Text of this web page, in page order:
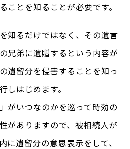
ことを知ることが必要です。
知るだけではなく、その遺言
兄弟に遺贈するという内容が
遺留分を侵害することを知っ
しはじめます。
がいつなのかを巡って時効の
がありますので、被相続人が
に遺留分の意思表示をして、